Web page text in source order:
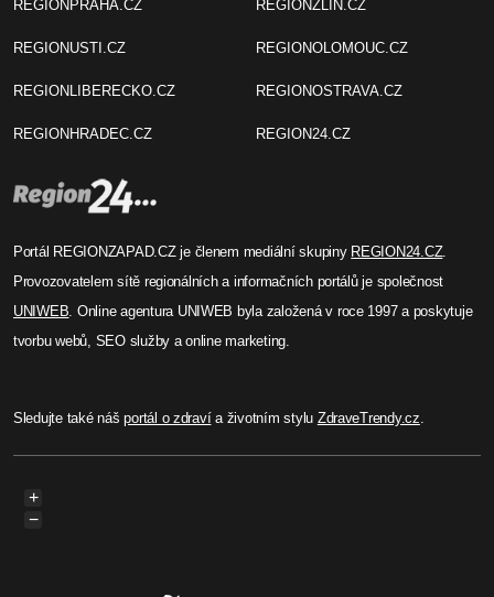
REGIONPRAHA.CZ
REGIONUSTI.CZ
REGIONLIBERECKO.CZ
REGIONHRADEC.CZ
REGIONZLIN.CZ
REGIONOLOMOUC.CZ
REGIONOSTRAVA.CZ
REGION24.CZ
Portál REGIONZAPAD.CZ je členem mediální skupiny REGION24.CZ.
Provozovatelem sítě regionálních a informačních portálů je společnost
UNIWEB . Online agentura UNIWEB byla založená v roce 1997 a poskytuje
tvorbu webů, SEO služby a online marketing.
Sledujte také nášportál o zdravía životním stylu ZdraveTrendy.cz
+
−